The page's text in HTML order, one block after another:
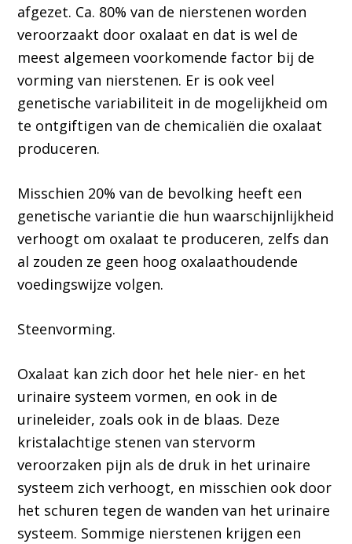
afgezet. Ca. 80% van de nierstenen worden
veroorzaakt door oxalaat en dat is wel de
meest algemeen voorkomende factor bij de
vorming van nierstenen. Er is ook veel
genetische variabiliteit in de mogelijkheid om
te ontgiftigen van de chemicaliën die oxalaat
produceren.
Misschien 20% van de bevolking heeft een
genetische variantie die hun waarschijnlijkheid
verhoogt om oxalaat te produceren, zelfs dan
al zouden ze geen hoog oxalaathoudende
voedingswijze volgen.
Steenvorming.
Oxalaat kan zich door het hele nier- en het
urinaire systeem vormen, en ook in de
urineleider, zoals ook in de blaas. Deze
kristalachtige stenen van stervorm
veroorzaken pijn als de druk in het urinaire
systeem zich verhoogt, en misschien ook door
het schuren tegen de wanden van het urinaire
systeem. Sommige nierstenen krijgen een